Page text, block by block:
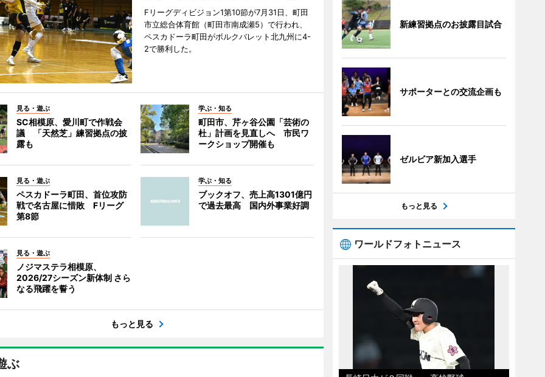
Fリーグディビジョン1第10節が7月31日、町田
市立総合体育館（町田市南成瀬5）で行われ、
ペスカドーラ町田がボルクバレット北九州に4-
2で勝利した。
見る・遊ぶ
SC相模原、愛川町で作戦会
議 「天然芝」練習拠点の披
露も
学ぶ・知る
町田市、芹ヶ谷公園「芸術の
杜」計画を見直しへ 市民ワ
ークショップ開催も
見る・遊ぶ
ペスカドーラ町田、首位攻防
戦で名古屋に惜敗 Fリーグ
第8節
学ぶ・知る
ブックオフ、売上高1301億円
で過去最高 国内外事業好調
見る・遊ぶ
ノジマステラ相模原、
2026/27シーズン新体制 さら
なる飛躍を誓う
もっと見る
ぶ
新練習拠点のお披露目試合
サポーターとの交流企画も
ゼルビア新加入選手
もっと見る
ワールドフォトニュース